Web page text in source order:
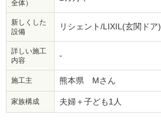
全体）
新しくした
設備
リシェント/LIXIL(玄関ドア)
詳しい施工
内容
-
施工主 熊本県 Mさん
家族構成 夫婦＋子ども1人